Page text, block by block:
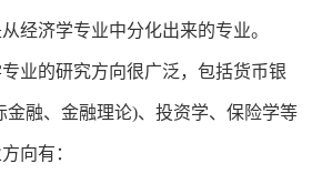
经济学专业中分化出来的专业。
的研究方向很广泛，包括货币银
金融、金融理论)、投资学、保险学等
向有：